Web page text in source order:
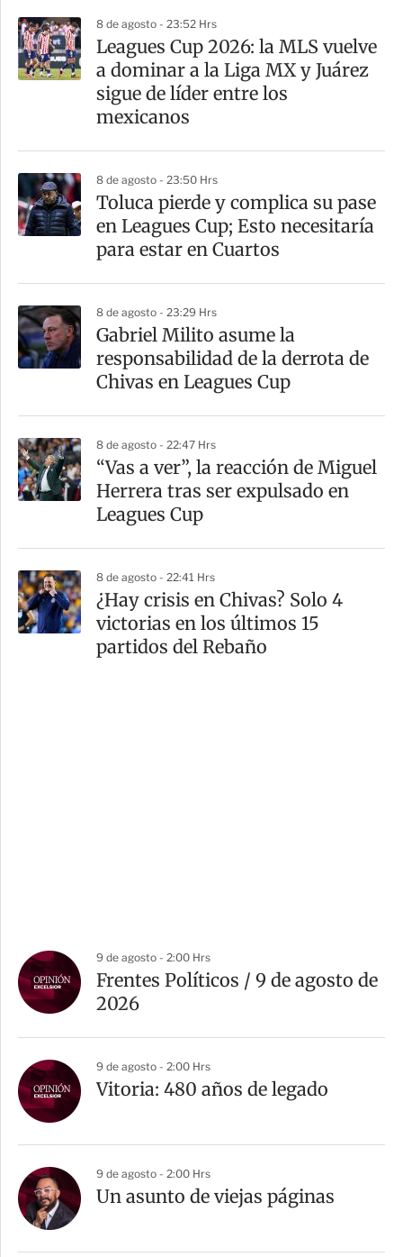
a
r
t
8 de agosto - 23:52 Hrs
Leagues Cup 2026: la MLS vuelve
a dominar a la Liga MX y Juárez
sigue de líder entre los
mexicanos
8 de agosto - 23:50 Hrs
Toluca pierde y complica su pase
en Leagues Cup; Esto necesitaría
para estar en Cuartos
8 de agosto - 23:29 Hrs
Gabriel Milito asume la
responsabilidad de la derrota de
Chivas en Leagues Cup
8 de agosto - 22:47 Hrs
“Vas a ver”, la reacción de Miguel
Herrera tras ser expulsado en
Leagues Cup
8 de agosto - 22:41 Hrs
¿Hay crisis en Chivas? Solo 4
victorias en los últimos 15
partidos del Rebaño
9 de agosto - 2:00 Hrs
Frentes Políticos / 9 de agosto de
2026
9 de agosto - 2:00 Hrs
Vitoria: 480 años de legado
9 de agosto - 2:00 Hrs
Un asunto de viejas páginas